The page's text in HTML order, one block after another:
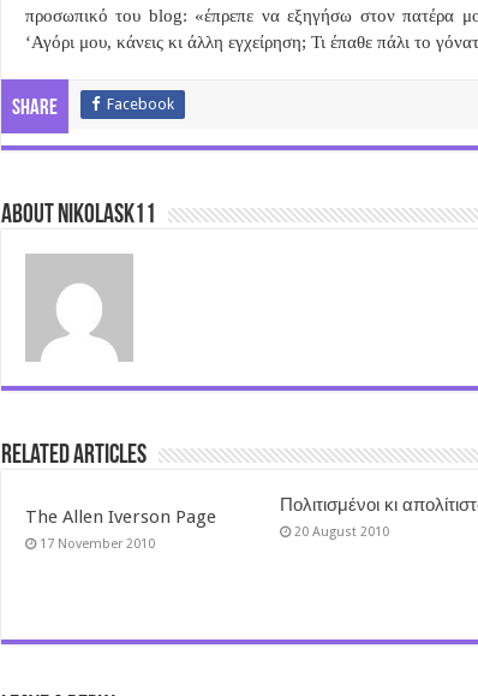
προσωπικό του blog: «έπρεπε να εξηγήσω στον πατέρα
‘Αγόρι μου, κάνεις κι άλλη εγχείρηση; Τι έπαθε πάλι το
Share Facebook
About nikolask11
Related Articles
The Allen Iverson Page
17 November 2010
Πολιτισμένοι κι
20 August 2010